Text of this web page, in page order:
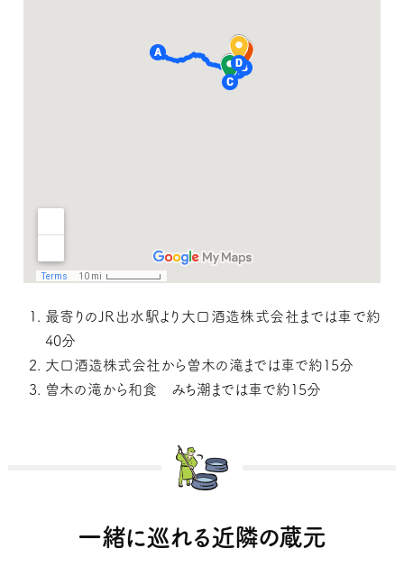
最寄りのJR出水駅より大口酒造株式会社までは車で約
40分
大口酒造株式会社から曽木の滝までは車で約15分
曽木の滝から和食 みち潮までは車で約15分
一緒に巡れる近隣の蔵元